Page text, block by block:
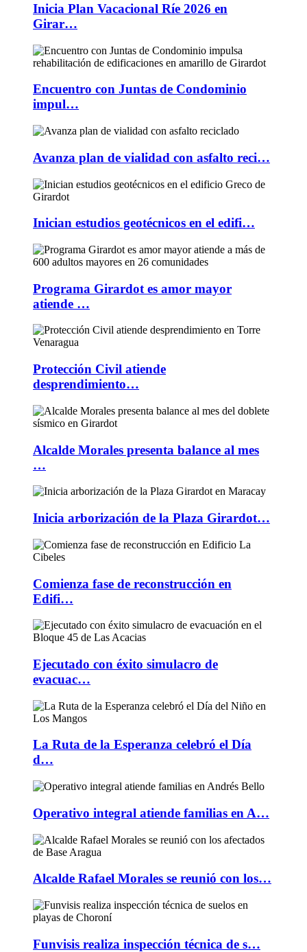
Inicia Plan Vacacional Ríe 2026 en
Girar…
Encuentro con Juntas de Condominio
impul…
Avanza plan de vialidad con asfalto reci…
Inician estudios geotécnicos en el edifi…
Programa Girardot es amor mayor
atiende …
Protección Civil atiende
desprendimiento…
Alcalde Morales presenta balance al mes
…
Inicia arborización de la Plaza Girardot…
Comienza fase de reconstrucción en
Edifi…
Ejecutado con éxito simulacro de
evacuac…
La Ruta de la Esperanza celebró el Día
d…
Operativo integral atiende familias en A…
Alcalde Rafael Morales se reunió con los…
Funvisis realiza inspección técnica de s…